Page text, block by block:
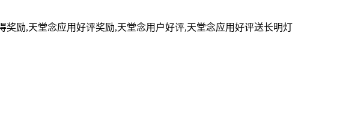
奖励,天堂念应用好评奖励,天堂念用户好评,天堂念应用好评送长明灯